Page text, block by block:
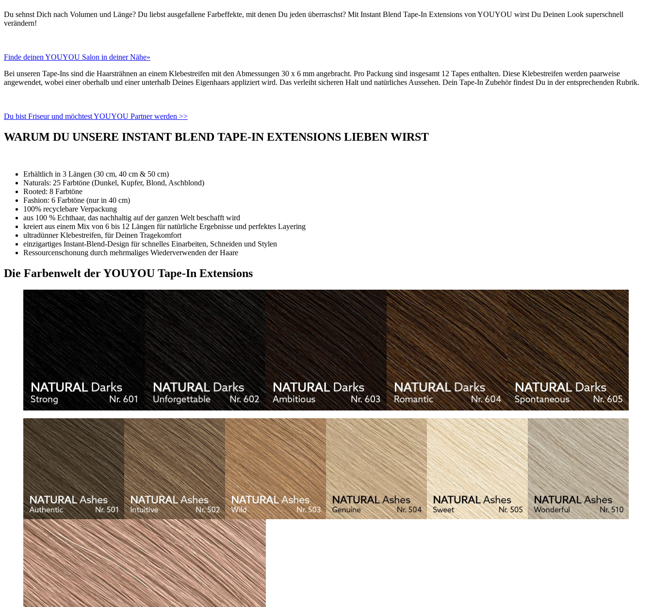
Du sehnst Dich nach Volumen und Länge? Du liebst ausgefallene Farbeffekte, mit denen Du jeden überraschst? Mit Instant Blend Tape-In Extensions von YOUYOU wirst Du Deinen Look superschnell
verändern!
Finde deinen YOUYOU Salon in deiner Nähe»
Bei unseren Tape-Ins sind die Haarsträhnen an einem Klebestreifen mit den Abmessungen 30 x 6 mm angebracht. Pro Packung sind insgesamt 12 Tapes enthalten. Diese Klebestreifen werden paarweise
angewendet, wobei einer oberhalb und einer unterhalb Deines Eigenhaars appliziert wird. Das verleiht sicheren Halt und natürliches Aussehen. Dein Tape-In Zubehör findest Du in der entsprechenden Rubrik.
Du bist Friseur und möchtest YOUYOU Partner werden >>
WARUM DU UNSERE INSTANT BLEND TAPE-IN EXTENSIONS LIEBEN WIRST
Erhältlich in 3 Längen (30 cm, 40 cm & 50 cm)
Naturals: 25 Farbtöne (Dunkel, Kupfer, Blond, Aschblond)
Rooted: 8 Farbtöne
Fashion: 6 Farbtöne (nur in 40 cm)
100% recyclebare Verpackung
aus 100 % Echthaar, das nachhaltig auf der ganzen Welt beschafft wird
kreiert aus einem Mix von 6 bis 12 Längen für natürliche Ergebnisse und perfektes Layering
ultradünner Klebestreifen, für Deinen Tragekomfort
einzigartiges Instant-Blend-Design für schnelles Einarbeiten, Schneiden und Stylen
Ressourcenschonung durch mehrmaliges Wiederverwenden der Haare
Die Farbenwelt der YOUYOU Tape-In Extensions